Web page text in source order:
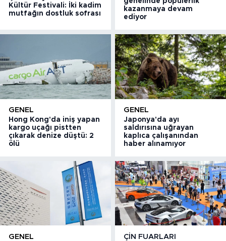
Kültür Festivali: İki kadim
mutfağın dostluk sofrası
kazanmaya devam
ediyor
GENEL
Hong Kong'da iniş yapan
kargo uçağı pistten
çıkarak denize düştü: 2
ölü
GENEL
Japonya'da ayı
saldırısına uğrayan
kaplıca çalışanından
haber alınamıyor
GENEL ÇIN FUARLARI